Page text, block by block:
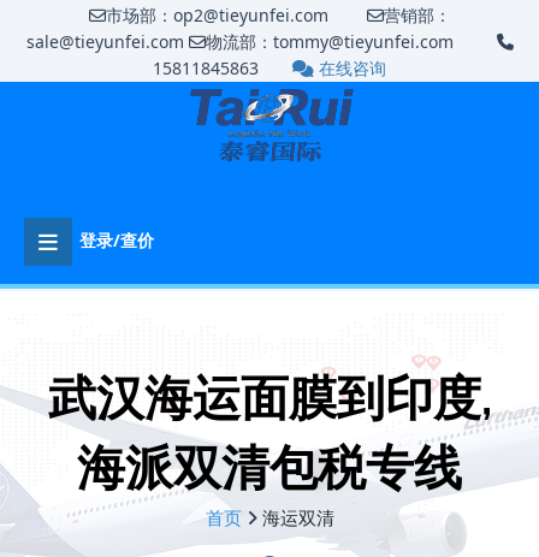
市场部：op2@tieyunfei.com
营销部：
sale@tieyunfei.com
物流部：tommy@tieyunfei.com
15811845863
在线咨询
登录/查价
武汉海运面膜到印度,
海派双清包税专线
首页 海运双清